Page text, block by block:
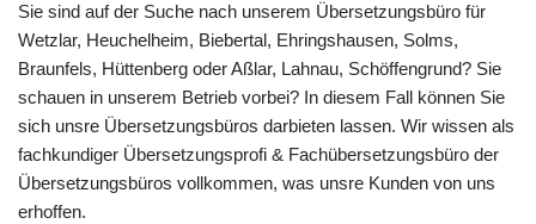
Sie sind auf der Suche nach unserem Übersetzungsbüro für
Wetzlar, Heuchelheim, Biebertal, Ehringshausen, Solms,
Braunfels, Hüttenberg oder Aßlar, Lahnau, Schöffengrund? Sie
schauen in unserem Betrieb vorbei? In diesem Fall können Sie
sich unsre Übersetzungsbüros darbieten lassen. Wir wissen als
fachkundiger Übersetzungsprofi & Fachübersetzungsbüro der
Übersetzungsbüros vollkommen, was unsre Kunden von uns
erhoffen.